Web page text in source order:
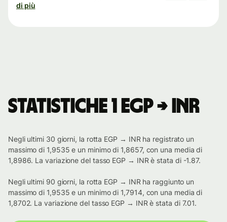
di più
Statistiche 1 EGP → INR
Negli ultimi 30 giorni, la rotta EGP → INR ha registrato un
massimo di 1,9535 e un minimo di 1,8657, con una media di
1,8986. La variazione del tasso EGP → INR è stata di -1.87.
Negli ultimi 90 giorni, la rotta EGP → INR ha raggiunto un
massimo di 1,9535 e un minimo di 1,7914, con una media di
1,8702. La variazione del tasso EGP → INR è stata di 7.01.